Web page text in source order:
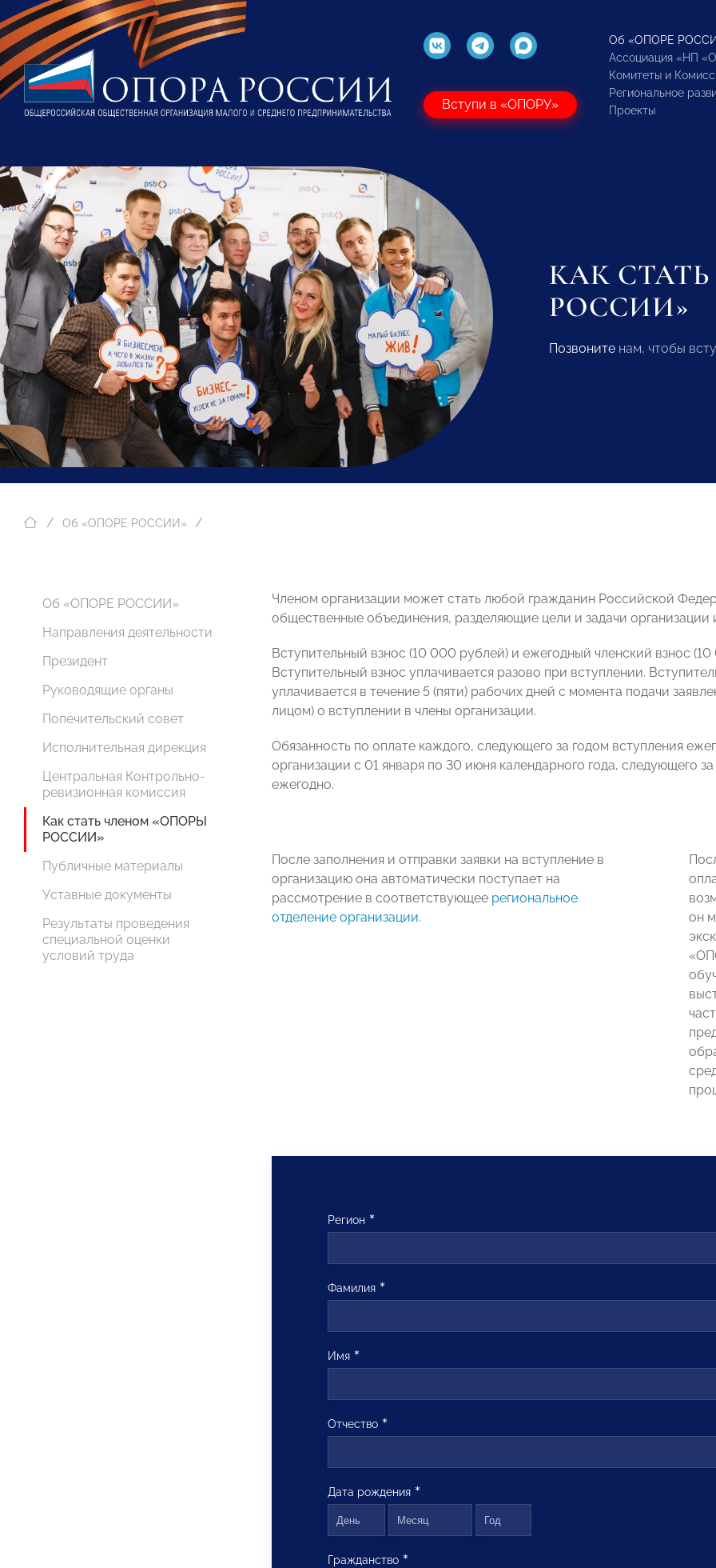
Вступи в «ОПОРУ»
Об «ОПОРЕ
Ассоциация «НП
Комитеты и
Региональное
Проекты
КАК
РОССИИ»
Позвоните нам, чтобы
Об «ОПОРЕ РОССИИ»
Об «ОПОРЕ РОССИИ»
Направления деятельности
Президент
Руководящие органы
Попечительский совет
Исполнительная дирекция
Центральная Контрольно-
ревизионная комиссия
Как стать членом «ОПОРЫ
РОССИИ»
Публичные материалы
Уставные документы
Результаты проведения
специальной оценки
условий труда
Членом организации может стать любой гражданин Российской
общественные объединения, разделяющие цели и задачи
Вступительный взнос (10 000 рублей) и ежегодный членский взнос
Вступительный взнос уплачивается разово при вступлении.
уплачивается в течение 5 (пяти) рабочих дней с момента подачи
лицом) о вступлении в члены организации.
Обязанность по оплате каждого, следующего за годом вступления
организации с 01 января по 30 июня календарного года, следующего
ежегодно.
После заполнения и отправки заявки на вступление в
организацию она автоматически поступает на
рассмотрение в соответствующее региональное
отделение организации.
он
Регион
Фамилия
Имя
Отчество
Дата рождения
Гражданство